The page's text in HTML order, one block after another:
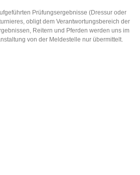
Prüfungsergebnisse (Dressur oder
obligt dem Verantwortungsbereich der
Reitern und Pferden werden uns im
von der Meldestelle nur übermittelt.